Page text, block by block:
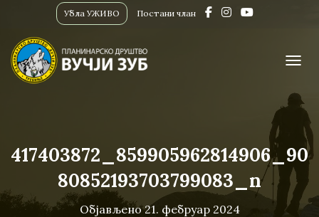
Убла УЖИВО Постани члан
417403872_859905962814906_90
80852193703799083_n
Објављено21. фебруар 2024